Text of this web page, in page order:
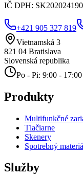
IČ DPH:
+421 905 327 819
Vietnamská 3
821 04 Bratislava
Slovenská republika
Po - Pi: 9:00 - 17:00
Produkty
Multifunkčné
Tlačiarne
Skenery
Spotrebný
Služby